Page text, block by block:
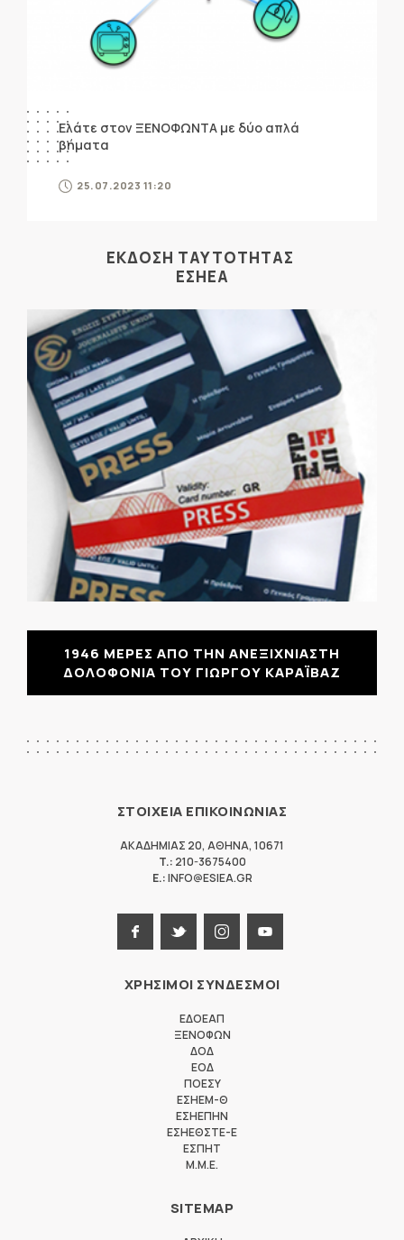
Ελάτε στον ΞΕΝΟΦΩΝΤΑ με δύο απλά
βήματα
25.07.2023 11:20
ΕΚΔΟΣΗ ΤΑΥΤΟΤΗΤΑΣ
ΕΣΗΕΑ
1946 ΜΕΡΕΣ ΑΠΟ ΤΗΝ ΑΝΕΞΙΧΝΙΑΣΤΗ
ΔΟΛΟΦΟΝΙΑ ΤΟΥ ΓΙΩΡΓΟΥ ΚΑΡΑΪΒΑΖ
ΣΤΟΙΧΕΙΑ ΕΠΙΚΟΙΝΩΝΙΑΣ
ΑΚΑΔΗΜΙΑΣ 20, ΑΘΗΝΑ, 10671
T.: 210-3675400
E.:INFO@ESIEA.GR
ΧΡΗΣΙΜΟΙ ΣΥΝΔΕΣΜΟΙ
ΕΔΟΕΑΠ
ΞΕΝΟΦΩΝ
ΔΟΔ
ΕΟΔ
ΠΟΕΣΥ
ΕΣΗΕΜ-Θ
ΕΣΗΕΠΗΝ
ΕΣΗΕΘΣΤΕ-Ε
ΕΣΠΗΤ
M.M.E.
SITEMAP